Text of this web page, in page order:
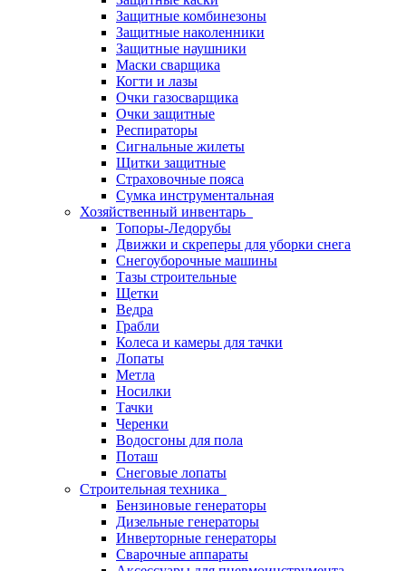
Защитные комбинезоны
Защитные наколенники
Защитные наушники
Маски сварщика
Когти и лазы
Очки газосварщика
Очки защитные
Респираторы
Сигнальные жилеты
Щитки защитные
Страховочные пояса
Сумка инструментальная
Хозяйственный инвентарь
Топоры-Ледорубы
Движки и скреперы для уборки снега
Снегоуборочные машины
Тазы строительные
Щетки
Ведра
Грабли
Колеса и камеры для тачки
Лопаты
Метла
Носилки
Тачки
Черенки
Водосгоны для пола
Поташ
Снеговые лопаты
Строительная техника
Бензиновые генераторы
Дизельные генераторы
Инверторные генераторы
Сварочные аппараты